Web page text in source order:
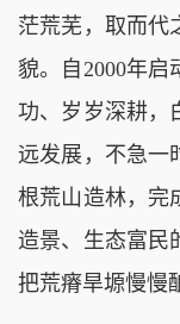
茫荒芜，取而代
貌。自2000年启
功、岁岁深耕，
远发展，不急一
根荒山造林，完
造景、生态富民
把荒瘠旱塬慢慢